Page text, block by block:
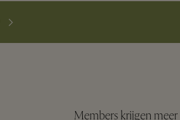
Members krijgen meer